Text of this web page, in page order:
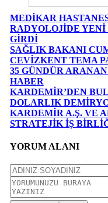
MEDİKAR
RADYOLOJİDE
GİRDİ
SAĞLIK BAKANI
CEVİZKENT TEMA
35 GÜNDÜR
HABER
KARDEMİR’DEN
DOLARLIK
KARDEMİR A.Ş. VE
STRATEJİK İŞ
YORUM ALANI